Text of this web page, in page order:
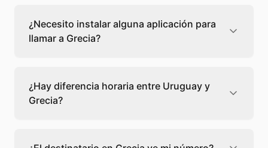
cuesta 1,00 €/min con Teléfono Global. Pagas
solo los minutos que hablas, sin cuotas ni
permanencia.
¿Necesito instalar alguna aplicación para
llamar a Grecia?
desde tu navegador web. Solo necesitas una
conexión a internet y podrás llamar
directamente a Grecia.
¿Hay diferencia horaria entre Uruguay y
Grecia?
escoge el mejor momento